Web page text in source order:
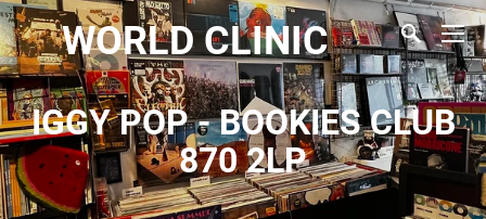
WORLD CLINIC
IGGY POP - BOOKIES CLUB
870 2LP